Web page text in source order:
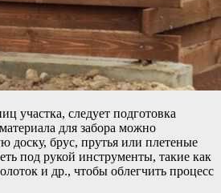
участка, следует подготовка
для забора можно
доску, брус, прутья или плетеные
под рукой инструменты, такие как
и др., чтобы облегчить процесс